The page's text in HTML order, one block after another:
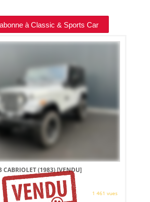
à Classic & Sports Car
CABRIOLET (1983)[VENDU]
1 461 vues